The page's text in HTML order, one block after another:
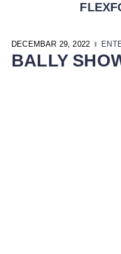
DECEMBAR 29, 2022
BALLY